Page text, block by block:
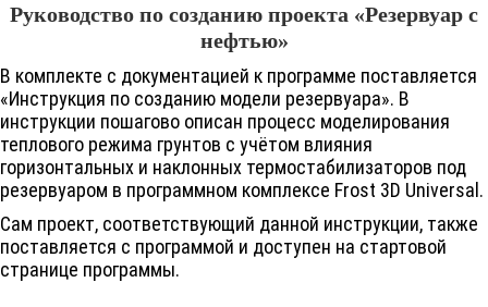
Руководство по созданию проекта «Резервуар с
нефтью»
В комплекте с документацией к программе поставляется
«Инструкция по созданию модели резервуара». В
инструкции пошагово описан процесс моделирования
теплового режима грунтов с учётом влияния
горизонтальных и наклонных термостабилизаторов под
резервуаром в программном комплексе Frost 3D Universal.
Сам проект, соответствующий данной инструкции, также
поставляется с программой и доступен на стартовой
странице программы.